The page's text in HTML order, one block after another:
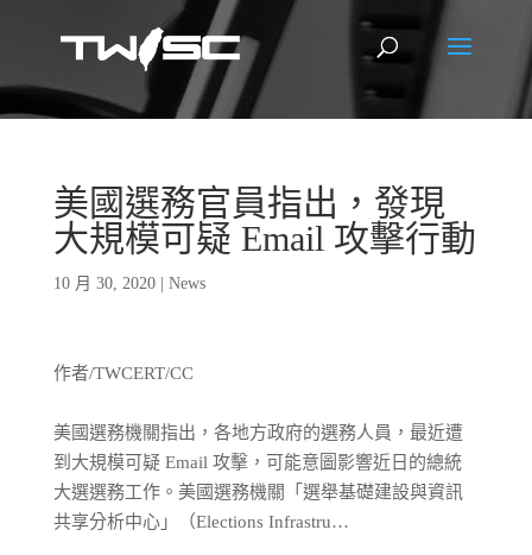
美國選務官員指出，發現
大規模可疑 Email 攻擊行動
10 月 30, 2020| News
作者/TWCERT/CC
美國選務機關指出，各地方政府的選務人員，最近遭
到大規模可疑 Email 攻擊，可能意圖影響近日的總統
大選選務工作。美國選務機關「選舉基礎建設與資訊
共享分析中心」（Elections Infrastru…